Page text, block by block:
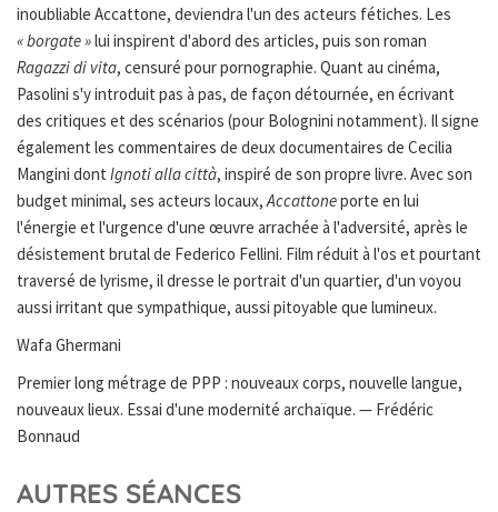
inoubliable Accattone, deviendra l'un des acteurs fétiches. Les
« borgate »lui inspirent d'abord des articles, puis son roman
Ragazzi di vita, censuré pour pornographie. Quant au cinéma,
Pasolini s'y introduit pas à pas, de façon détournée, en écrivant
des critiques et des scénarios (pour Bolognini notamment). Il signe
également les commentaires de deux documentaires de Cecilia
Mangini dont Ignoti alla città, inspiré de son propre livre. Avec son
budget minimal, ses acteurs locaux,Accattoneporte en lui
l'énergie et l'urgence d'une œuvre arrachée à l'adversité, après le
désistement brutal de Federico Fellini. Film réduit à l'os et pourtant
traversé de lyrisme, il dresse le portrait d'un quartier, d'un voyou
aussi irritant que sympathique, aussi pitoyable que lumineux.
Wafa Ghermani
Premier long métrage de PPP : nouveaux corps, nouvelle langue,
nouveaux lieux. Essai d'une modernité archaïque. — Frédéric
Bonnaud
AUTRES SÉANCES